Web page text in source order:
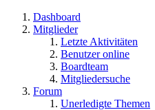
Dashboard
Mitglieder
Letzte Aktivitäten
Benutzer online
Boardteam
Mitgliedersuche
Forum
Unerledigte Themen